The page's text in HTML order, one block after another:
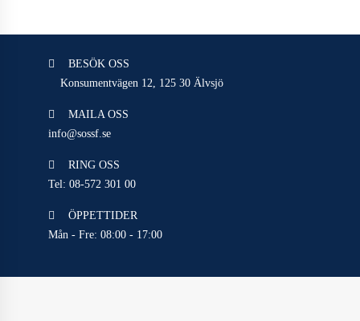
BESÖK OSS
Konsumentvägen 12, 125 30 Älvsjö
MAILA OSS
info@sossf.se
RING OSS
Tel: 08-572 301 00
ÖPPETTIDER
Mån - Fre: 08:00 - 17:00